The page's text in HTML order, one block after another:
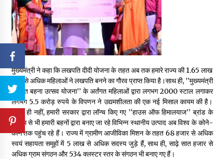
मुख्यमंत्री ने कहा कि लखपति दीदी योजना के तहत अब तक हमारे राज्य की 1.65 लाख
रुपए से अधिक महिलाओं ने लखपति बनने का गौरव प्राप्त किया है।साथ ही, ’’मुख्यमंत्री
सशक्त बहना उत्सव योजना’’ के अर्तंगत महिलाओं द्वारा लगभग 2000 स्टाल लगाकर
लगभग 5.5 करोड़ रुपये के विपणन ने उद्यमशीलता की एक नई मिसाल कायम की है।
इतना ही नहीं, हमारी सरकार द्वारा लॉन्च किए गए ’‘हाउस ऑफ हिमालयाज’’ ब्रांड के
माध्यम से भी हमारी बहनों द्वारा बनाए जा रहे विभिन्न स्थानीय उत्पाद अब विश्व के कोने-
कोने तक पहुंच रहे हैं। राज्य में ग्रामीण आजीविका मिशन के तहत 68 हजार से अधिक
स्वयं सहायता समूहों में 5 लाख से अधिक सदस्य जुड़े हैं, साथ ही, साढ़े सात हजार से
अधिक ग्राम संगठन और 534 क्लस्टर स्तर के संगठन भी बनाए गए हैं।